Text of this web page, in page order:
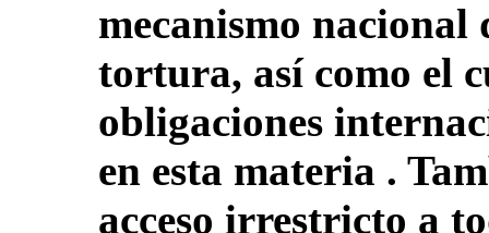
mecanismo nacional
tortura, así como el
obligaciones
en esta materia .
acceso irrestricto a